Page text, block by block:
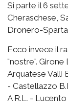
Si parte il 6
Cheraschese,
Dronero-
Ecco invece il
"nostre". Girone
Arquatese Valli
- Castellazzo
A R.L. -